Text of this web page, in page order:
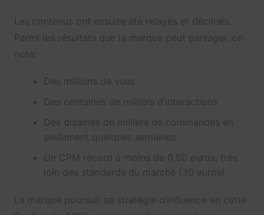
Les contenus ont ensuite été relayés et déclinés.
Parmi les résultats que la marque peut partager, on
note:
Des millions de vues
Des centaines de milliers d’interactions
Des dizaines de milliers de commandes en
seulement quelques semaines
Un CPM record à moins de 0,50 euros, très
loin des standards du marché (30 euros)
La marque poursuit sa stratégie d’influence en cette